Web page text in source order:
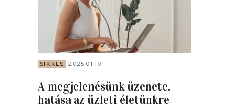
SIKKES 2025.01.10.
A megjelenésünk üzenete,
hatása az üzleti életünkre